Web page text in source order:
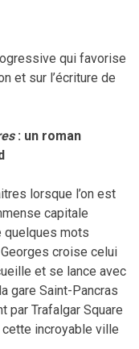
qui favorise
et sur l’écriture de
: un roman
lorsque l’on est
capitale
quelques mots
Georges croise celui
et se lance avec
gare Saint-Pancras
par Trafalgar Square
incroyable ville